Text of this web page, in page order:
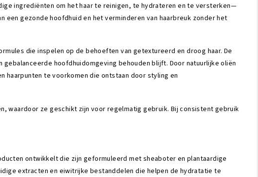
ingrediënten om het haar te reinigen, te hydrateren en te versterken—
gezonde hoofdhuid en het verminderen van haarbreuk zonder het
die inspelen op de behoeften van getextureerd en droog haar. De
hoofdhuidomgeving behouden blijft. Door natuurlijke oliën
te voorkomen die ontstaan door styling en
waardoor ze geschikt zijn voor regelmatig gebruik. Bij consistent gebruik
ontwikkelt die zijn geformuleerd met sheaboter en plantaardige
extracten en eiwitrijke bestanddelen die helpen de hydratatie te